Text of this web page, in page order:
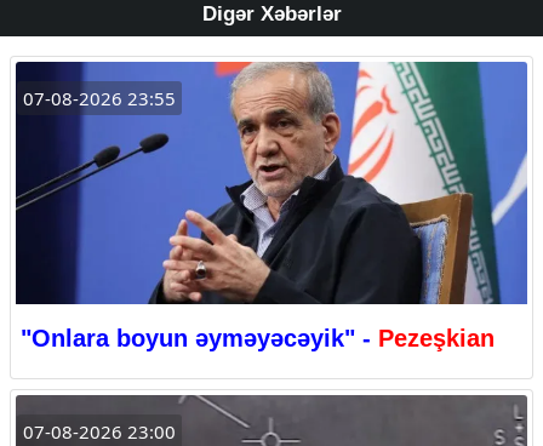
Digər Xəbərlər
07-08-2026 23:55
"Onlara boyun əyməyəcəyik" - Pezeşkian
07-08-2026 23:00